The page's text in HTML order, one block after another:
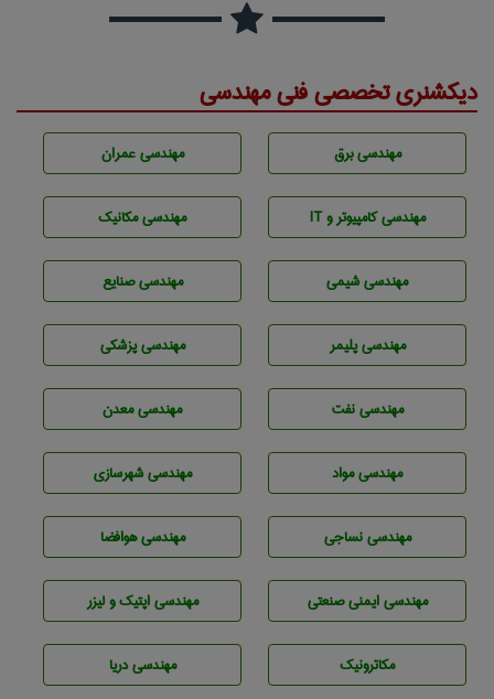
دیکشنری تخصصی فنی مهندسی
مهندسی برق مهندسی عمران
مهندسی كامپيوتر و IT مهندسی مکانیک
مهندسي شيمی مهندسی صنايع
مهندسی پليمر مهندسی پزشکی
مهندسی نفت مهندسی معدن
مهندسی مواد مهندسی شهرسازی
مهندسي نساجی مهندسی هوافضا
مهندسی ایمنی صنعتی مهندسی اپتیک و لیزر
مکاترونیک مهندسی دریا